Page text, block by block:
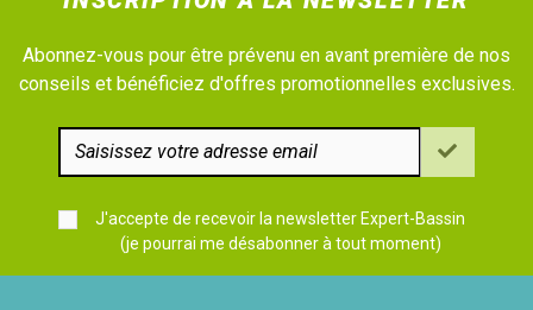
Abonnez-vous pour être prévenu en avant première de nos
conseils et bénéficiez d'offres promotionnelles exclusives.
J'accepte de recevoir la newsletter Expert-Bassin
(je pourrai me désabonner à tout moment)